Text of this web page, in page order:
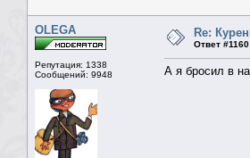
OLEGA
Репутация: 1338
Сообщений: 9948
Re:
Ответ
А я бросил в